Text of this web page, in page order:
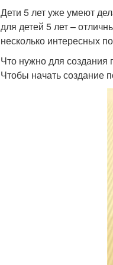
Дети 5 лет уже умеют
для детей 5 лет –
несколько интересных
Что нужно для создания
Чтобы начать создание